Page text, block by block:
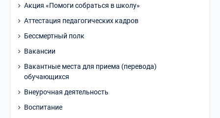
Акция «Помоги собраться в школу»
Аттестация педагогических кадров
Бессмертный полк
Вакансии
Вакантные места для приема (перевода)
обучающихся
Внеурочная деятельность
Воспитание